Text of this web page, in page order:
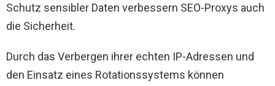
Schutz sensibler Daten verbessern SEO-Proxys auch
die Sicherheit.
Durch das Verbergen ihrer echten IP-Adressen und
den Einsatz eines Rotationssystems können